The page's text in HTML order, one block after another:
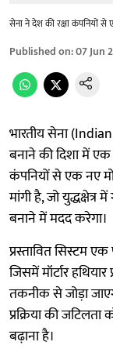
सेना ने देश की रक्षा कंपनियों से
Published on:07 Jun
भारतीय सेना
बनाने की दिशा में
कंपनियों से एक नए
मांगी है, जो
बनाने में मदद करेगा।
प्रस्तावित सिस्टम
जिसमें मॉर्टार
तकनीक से जोड़ा
प्रक्रिया की
बढ़ाना है।